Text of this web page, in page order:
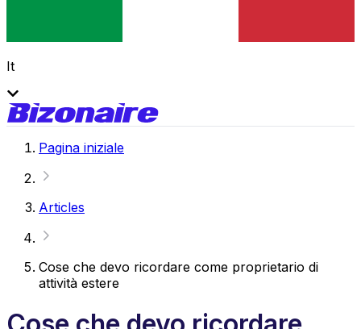
It
Pagina iniziale
Articles
Cose che devo ricordare come proprietario di
attività estere